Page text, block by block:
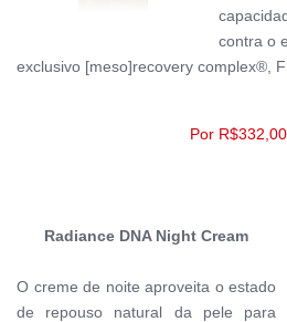
contra o
exclusivo [meso]recovery complex®,
Por
Radiance DNA Night Cream
O creme de noite aproveita o estado
de repouso natural da pele para